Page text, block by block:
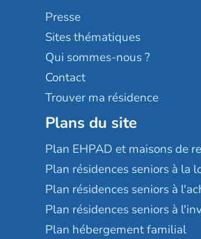
Sérénys
Résidences services Villa
Presse
Sites thématiques
Qui sommes-nous ?
Contact
Trouver ma résidence
Plans du site
Plan EHPAD et maisons de
Plan résidences seniors à la
Plan résidences seniors à
Plan résidences seniors à
Plan hébergement familial